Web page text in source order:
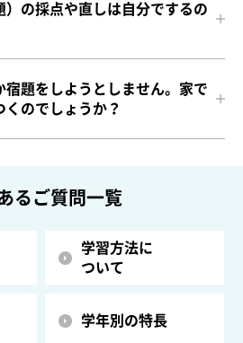
）の採点や直しは自分でするの
宿題をしようとしません。家で
のでしょうか？
るご質問一覧
学習方法に
ついて
学年別の特長